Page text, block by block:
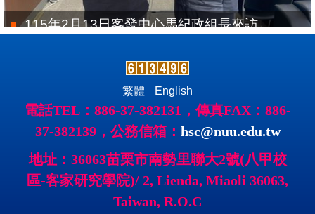
115年2月13日客發中心馬紀政組長來訪
繁體 English
電話TEL：886-37-382131，傳真FAX：886-
37-382139，公務信箱： hsc@nuu.edu.tw
地址：36063苗栗市南勢里聯大2號(八甲校
區-客家研究學院)/ 2, Lienda, Miaoli 36063,
Taiwan, R.O.C